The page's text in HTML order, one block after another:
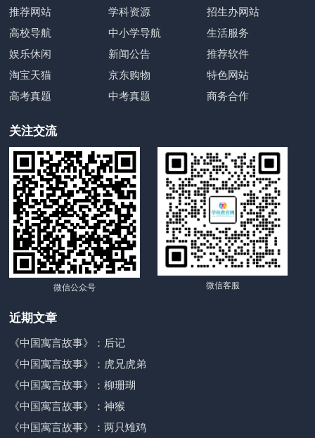
推荐网站 学科资源
招生办网站
高校导航
中小学导航
生活服务
娱乐休闲
新闻公告
推荐软件
淘宝天猫
京东购物
特色网站
高考真题
中考真题 商务合作
关注交流
微信公众号 微信客服
近期文章
《中国寓言故事》：后记
《中国寓言故事》：虎兄虎弟
《中国寓言故事》：柳珊瑚
《中国寓言故事》：神猴
《中国寓言故事》：两只雉鸡